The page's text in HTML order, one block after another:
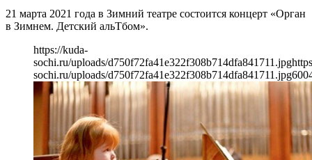
21 марта 2021 года в Зимний театре состоится концерт «Орган
в Зимнем. Детский альТбом».
https://kuda-
sochi.ru/uploads/d750f72fa41e322f308b714dfa841711.jpg
sochi.ru/uploads/d750f72fa41e322f308b714dfa841711.jpg600